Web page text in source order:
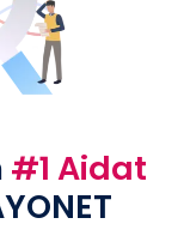
#1 Aidat